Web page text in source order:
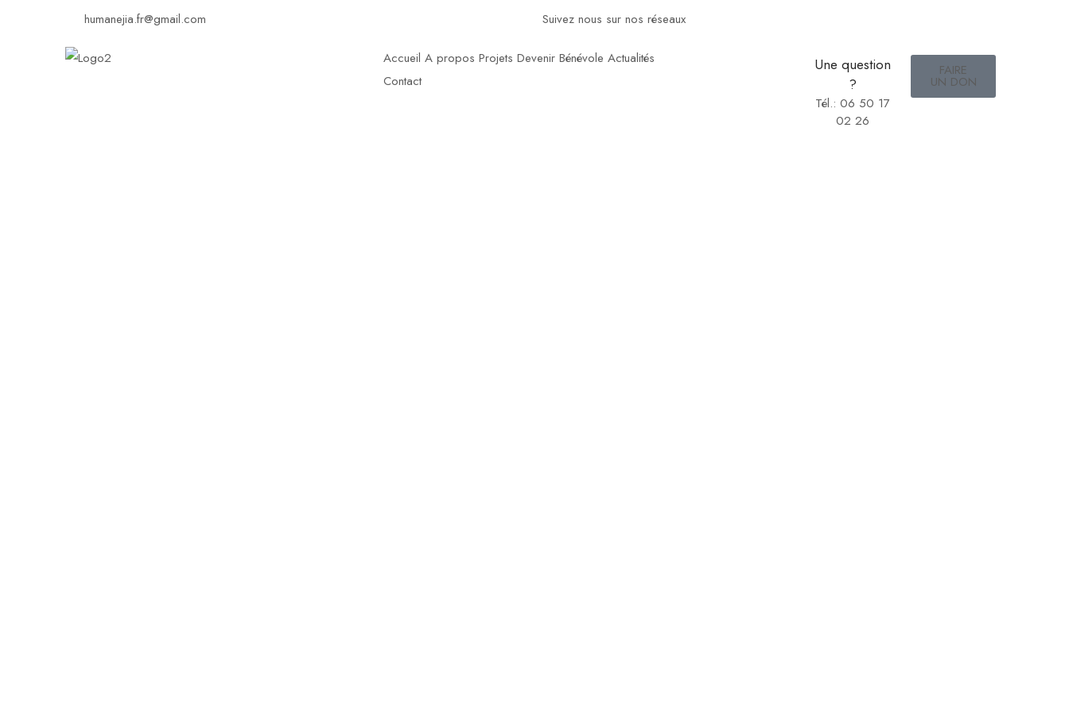
humanejia.fr@gmail.com Suivez nous sur nos réseaux
Accueil A propos Projets Devenir Bénévole Actualités
Contact
Une question
?
Tél.: 06 50 17
02 26
FAIRE
UN DON